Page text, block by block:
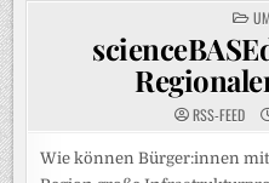
IN
RSS-FEED
Wie können Bürger:innen